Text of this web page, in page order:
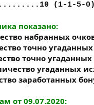
(1-1-5-0)
показано:
набранных
точно
точно
угаданных
заработанных
от 09.07.2020: